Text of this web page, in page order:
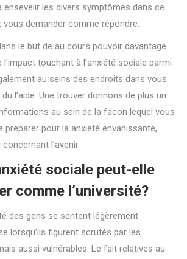
les divers symptômes dans ce
demander comme répondre.
le but de au cours pouvoir davantage
touchant à l’anxiété sociale parmi
au seins des endroits dans vous
l’aide. Une trouver donnons de plus un
au sein de la facon lequel vous
préparer pour la anxiété envahissante,
l’avenir.
sociale peut-elle
comme l’université?
des gens se sentent légèrement
lorsqu’ils figurent scrutés par les
aussi vulnérables. Le fait relatives au